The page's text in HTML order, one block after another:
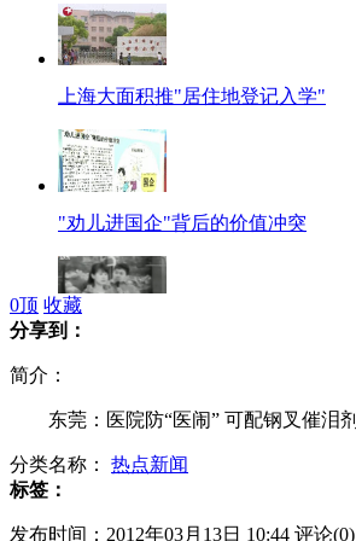
上海大面积推"居住地登记入学"
"劝儿进国企"背后的价值冲突
"马布里打人事件"双方各执一词
0顶 收藏
分享到：
简介：
东莞：医院防“医闹” 可配钢叉催泪剂
分类名称： 热点新闻
标签：
发布时间：2012年03月13日 10:44 评论(0)